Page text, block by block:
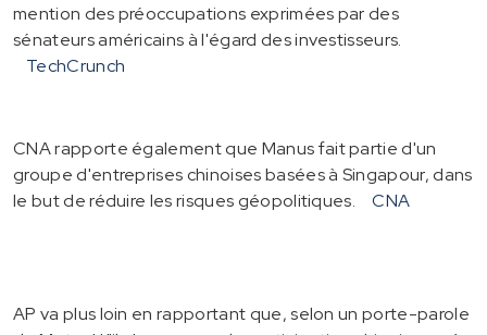
mention des préoccupations exprimées par des
sénateurs américains à l'égard des investisseurs.
TechCrunch
CNA rapporte également que Manus fait partie d'un
groupe d'entreprises chinoises basées à Singapour, dans
le but de réduire les risques géopolitiques.
CNA
AP va plus loin en rapportant que, selon un porte-parole